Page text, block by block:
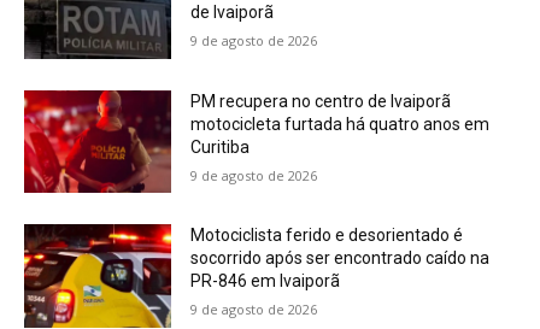
de Ivaiporã
9 de agosto de 2026
PM recupera no centro de Ivaiporã
motocicleta furtada há quatro anos em
Curitiba
9 de agosto de 2026
Motociclista ferido e desorientado é
socorrido após ser encontrado caído na
PR-846 em Ivaiporã
9 de agosto de 2026